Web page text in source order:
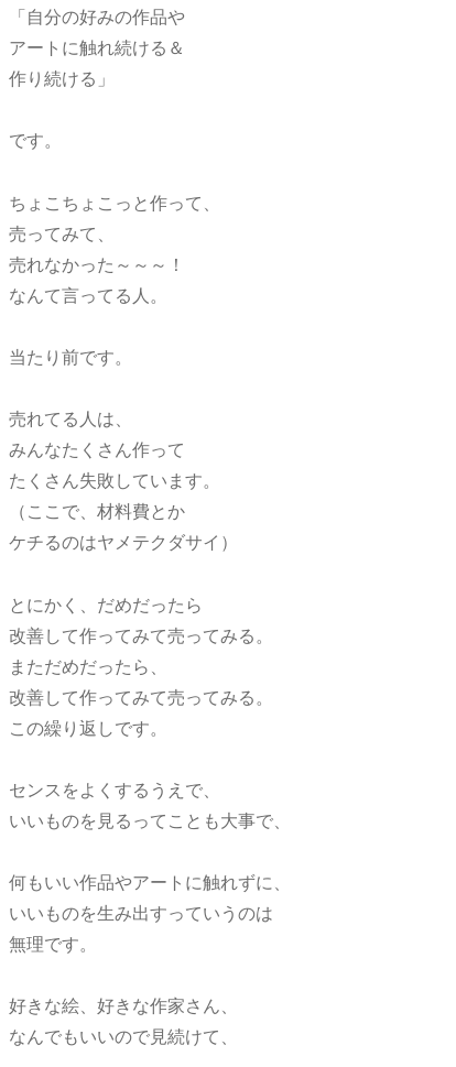
「自分の好みの作品や
アートに触れ続ける＆
作り続ける」
です。
ちょこちょこっと作って、
売ってみて、
売れなかった～～～！
なんて言ってる人。
当たり前です。
売れてる人は、
みんなたくさん作って
たくさん失敗しています。
（ここで、材料費とか
ケチるのはヤメテクダサイ）
とにかく、だめだったら
改善して作ってみて売ってみる。
まただめだったら、
改善して作ってみて売ってみる。
この繰り返しです。
センスをよくするうえで、
いいものを見るってことも大事で、
何もいい作品やアートに触れずに、
いいものを生み出すっていうのは
無理です。
好きな絵、好きな作家さん、
なんでもいいので見続けて、